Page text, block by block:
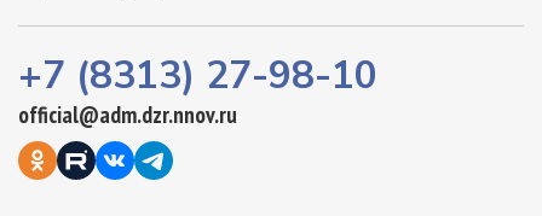
+7 (8313) 27-98-10
official@adm.dzr.nnov.ru